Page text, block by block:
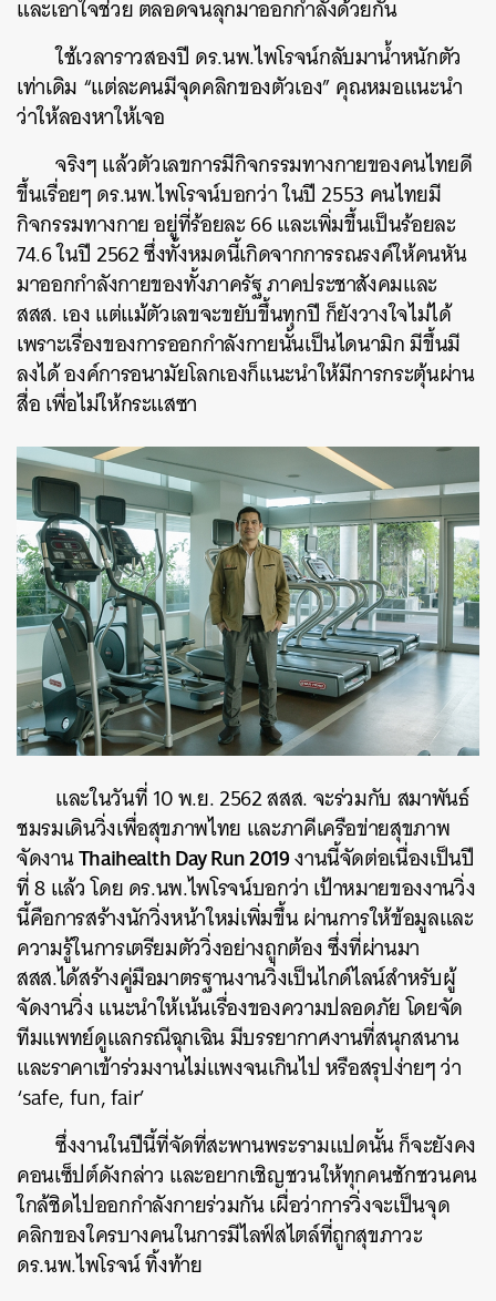
และเอาใจช่วย ตลอดจนลุกมาออกกำลังด้วยกัน
ใช้เวลาราวสองปี ดร.นพ.ไพโรจน์กลับมาน้ำหนักตัว
เท่าเดิม “แต่ละคนมีจุดคลิกของตัวเอง” คุณหมอแนะนำ
ว่าให้ลองหาให้เจอ
จริงๆ แล้วตัวเลขการมีกิจกรรมทางกายของคนไทยดี
ขึ้นเรื่อยๆ ดร.นพ.ไพโรจน์บอกว่า ในปี 2553 คนไทยมี
กิจกรรมทางกาย อยู่ที่ร้อยละ 66 และเพิ่มขึ้นเป็นร้อยละ
74.6 ในปี 2562 ซึ่งทั้งหมดนี้เกิดจากการรณรงค์ให้คนหัน
มาออกกำลังกายของทั้งภาครัฐ ภาคประชาสังคมและ
สสส. เอง แต่แม้ตัวเลขจะขยับขึ้นทุกปี ก็ยังวางใจไม่ได้
เพราะเรื่องของการออกกำลังกายนั้นเป็นไดนามิก มีขึ้นมี
ลงได้ องค์การอนามัยโลกเองก็แนะนำให้มีการกระตุ้นผ่าน
สื่อ เพื่อไม่ให้กระแสซา
และในวันที่ 10 พ.ย. 2562 สสส. จะร่วมกับ สมาพันธ์
ชมรมเดินวิ่งเพื่อสุขภาพไทย และภาคีเครือข่ายสุขภาพ
จัดงานThaihealth Day Run 2019งานนี้จัดต่อเนื่องเป็นปี
ที่ 8 แล้ว โดย ดร.นพ.ไพโรจน์บอกว่า เป้าหมายของงานวิ่ง
นี้คือการสร้างนักวิ่งหน้าใหม่เพิ่มขึ้น ผ่านการให้ข้อมูลและ
ความรู้ในการเตรียมตัววิ่งอย่างถูกต้อง ซึ่งที่ผ่านมา
สสส.ได้สร้างคู่มือมาตรฐานงานวิ่งเป็นไกด์ไลน์สำหรับผู้
จัดงานวิ่ง แนะนำให้เน้นเรื่องของความปลอดภัย โดยจัด
ทีมแพทย์ดูแลกรณีฉุกเฉิน มีบรรยากาศงานที่สนุกสนาน
และราคาเข้าร่วมงานไม่แพงจนเกินไป หรือสรุปง่ายๆ ว่า
‘safe, fun, fair’
ซึ่งงานในปีนี้ที่จัดที่สะพานพระรามแปดนั้น ก็จะยังคง
คอนเซ็ปต์ดังกล่าว และอยากเชิญชวนให้ทุกคนชักชวนคน
ใกล้ชิดไปออกกำลังกายร่วมกัน เผื่อว่าการวิ่งจะเป็นจุด
คลิกของใครบางคนในการมีไลฟ์สไตล์ที่ถูกสุขภาวะ
ดร.นพ.ไพโรจน์ ทิ้งท้าย